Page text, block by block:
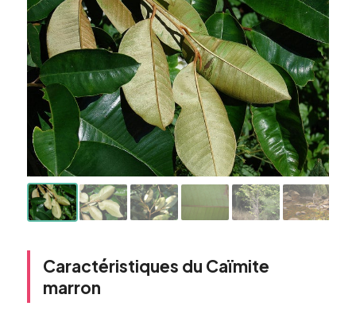
Caractéristiques du Caïmite
marron